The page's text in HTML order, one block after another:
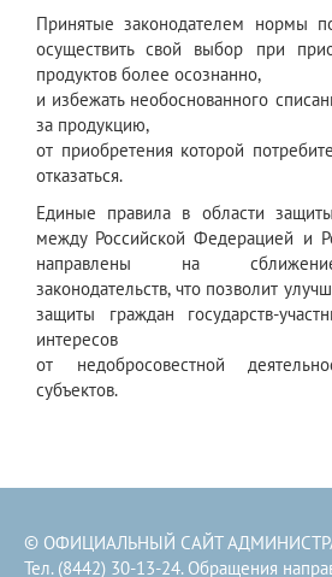
Принятые законодателем нормы
осуществить свой выбор при
продуктов более осознанно,
и избежать необоснованного
за продукцию,
от приобретения которой
отказаться.
Единые правила в области
между Российской Федерацией и
направлены на
законодательств, что позволит
защиты граждан государств-
интересов
от недобросовестной
субъектов.
© ОФИЦИАЛЬНЫЙ САЙТ
Тел. (8442) 30-13-24. Обращения